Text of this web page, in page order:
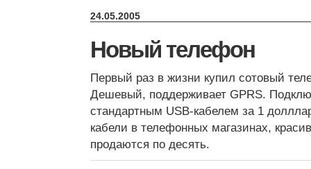
24.05.2005
Новый телефон
Первый раз в жизни купил сотовый
Дешевый, поддерживает GPRS.
стандартным USB-кабелем за 1
кабели в телефонных магазинах,
продаются по десять.